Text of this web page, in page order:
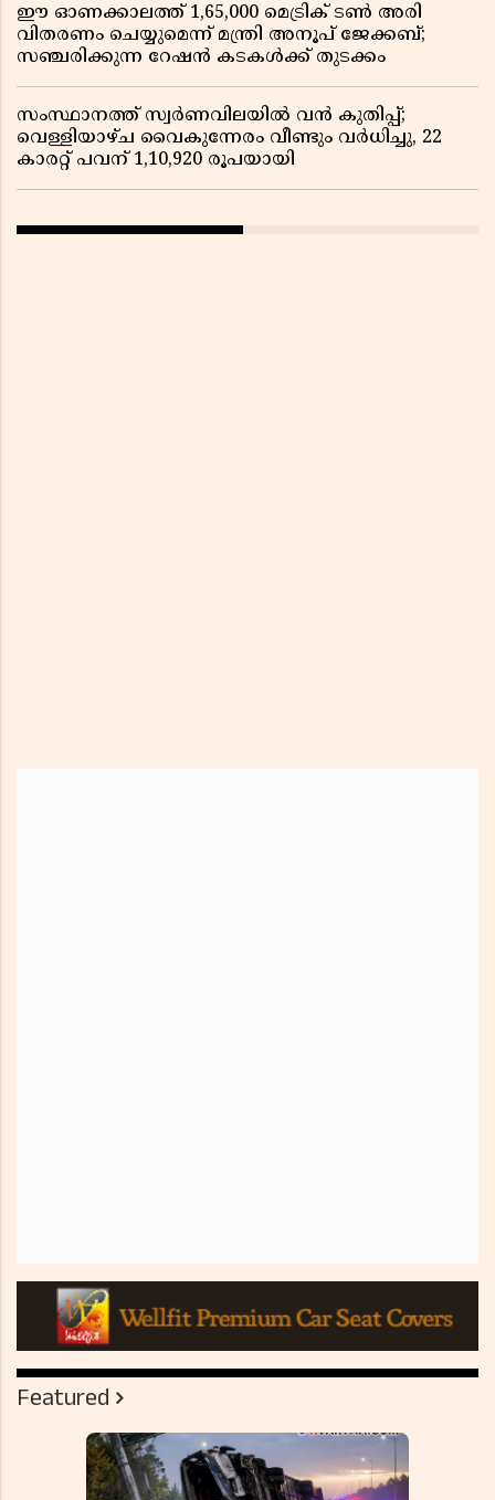
ഈ ഓണക്കാലത്ത് 1,65,000 മെട്രിക് ടൺ അരി
വിതരണം ചെയ്യുമെന്ന് മന്ത്രി അനൂപ് ജേക്കബ്;
സഞ്ചരിക്കുന്ന റേഷൻ കടകൾക്ക് തുടക്കം
സംസ്ഥാനത്ത് സ്വർണവിലയിൽ വൻ കുതിപ്പ്;
വെള്ളിയാഴ്ച വൈകുന്നേരം വീണ്ടും വർധിച്ചു, 22
കാരറ്റ് പവന് 1,10,920 രൂപയായി
Featured